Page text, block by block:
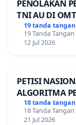
PENOLAKAN
TNI AU DI
LAUT,
19 tanda tangan
19 Tanda
12 Jul 2026
PETISI
ALGORITMA
ONLINE
18 tanda tangan
18 Tanda
21 Jul 2026